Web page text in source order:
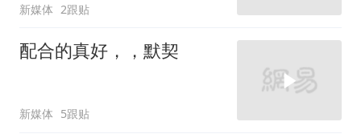
新媒体 2跟贴
配合的真好，，默契
新媒体 5跟贴